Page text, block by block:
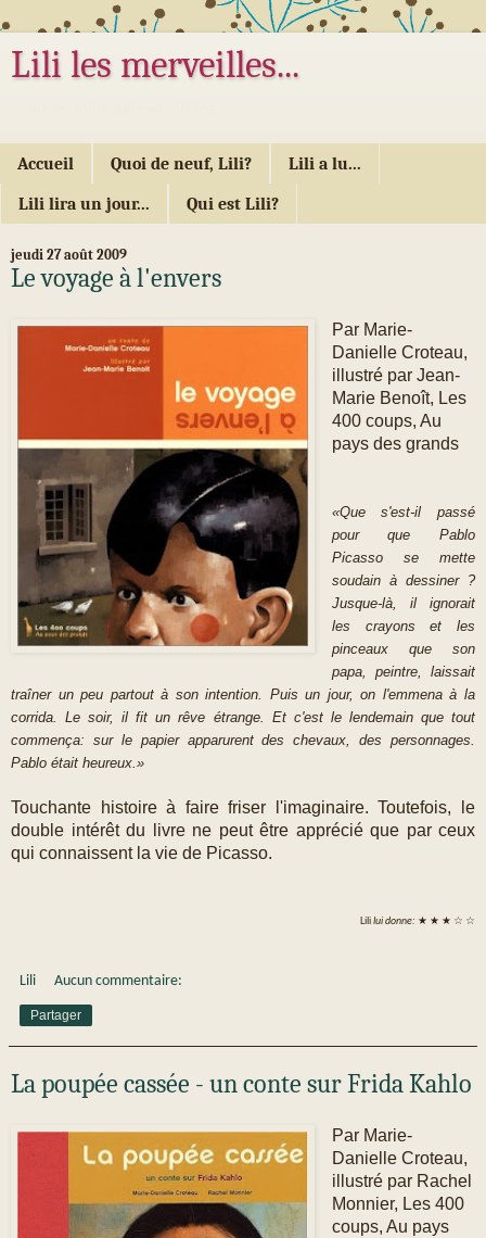
Lili les merveilles...
Accueil Quoi de neuf, Lili? Lili a lu...
Lili lira un jour... Qui est Lili?
jeudi 27 août 2009
Le voyage à l'envers
Par Marie-
Danielle Croteau,
illustré par Jean-
Marie Benoît, Les
400 coups, Au
pays des grands
«Que s'est-il passé
pour que Pablo
Picasso se mette
soudain à dessiner ?
Jusque-là, il ignorait
les crayons et les
pinceaux que son
papa, peintre, laissait
traîner un peu partout à son intention. Puis un jour, on l'emmena à la
corrida. Le soir, il fit un rêve étrange. Et c'est le lendemain que tout
commença: sur le papier apparurent des chevaux, des personnages.
Pablo était heureux.»
Touchante histoire à faire friser l'imaginaire. Toutefois, le
double intérêt du livre ne peut être apprécié que par ceux
qui connaissent la vie de Picasso.
Lililui donne: ★ ★ ★ ☆ ☆
Lili Aucun commentaire:
Partager
La poupée cassée - un conte sur Frida Kahlo
Par Marie-
Danielle Croteau,
illustré par Rachel
Monnier, Les 400
coups, Au pays